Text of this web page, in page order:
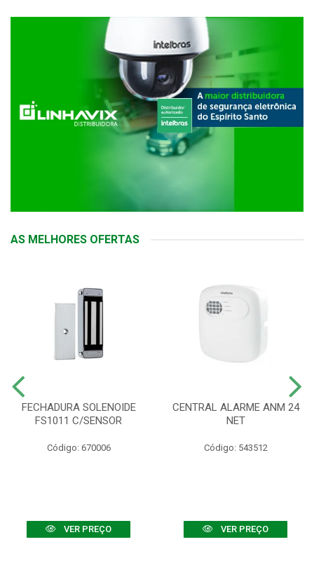
AS MELHORES OFERTAS
FECHADURA SOLENOIDE
FS1011 C/SENSOR
Código: 670006
VER PREÇO
CENTRAL ALARME ANM 24
NET
Código: 543512
VER PREÇO